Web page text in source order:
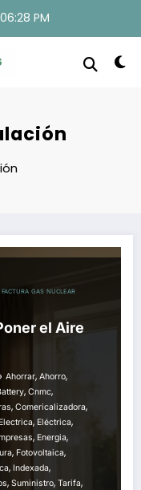
PM
FACTURA GAS NUCLEAR
el Aire
Ahorrar, Ahorro,
, Cnmc,
, Comericalizadora,
Electrica, Eléctrica,
, Energia,
, Fotovoltaica,
, Indexada,
, Suministro, Tarifa,